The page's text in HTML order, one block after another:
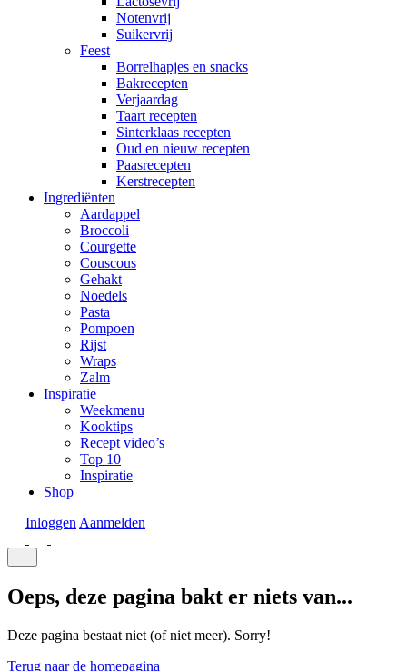
Notenvrij
Suikervrij
Feest
Borrelhapjes en snacks
Bakrecepten
Verjaardag
Taart recepten
Sinterklaas recepten
Oud en nieuw recepten
Paasrecepten
Kerstrecepten
Ingrediënten
Aardappel
Broccoli
Courgette
Couscous
Gehakt
Noedels
Pasta
Pompoen
Rijst
Wraps
Zalm
Inspiratie
Weekmenu
Kooktips
Recept video’s
Top 10
Inspiratie
Shop
Inloggen Aanmelden
Oeps, deze pagina bakt er niets van...
Deze pagina bestaat niet (of niet meer). Sorry!
Terug naar de homepagina